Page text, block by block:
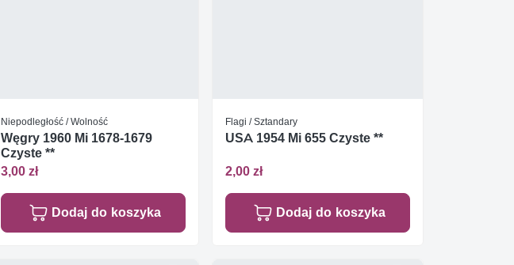
Niepodległość / Wolność
Węgry 1960 Mi 1678-1679
Czyste **
3,00 zł
Dodaj do koszyka
Flagi / Sztandary
USA 1954 Mi 655 Czyste **
2,00 zł
Dodaj do koszyka